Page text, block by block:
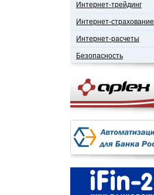
Интернет-трейдинг
Интернет-страхование
Интернет-расчеты
Безопасность